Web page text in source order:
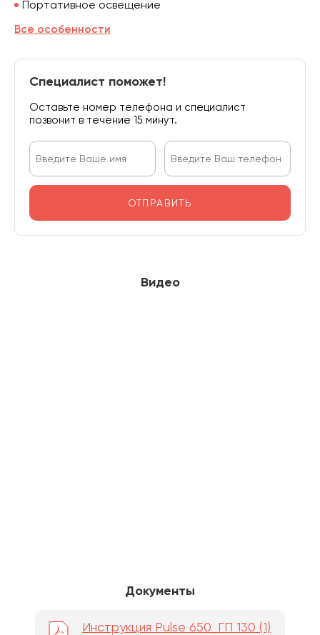
Портативное освещение
Все особенности
Специалист поможет!
Оставьте номер телефона и специалист
позвонит в течение 15 минут.
ОТПРАВИТЬ
Видео
Документы
Инструкция Pulse 650_ГП 130 (1)